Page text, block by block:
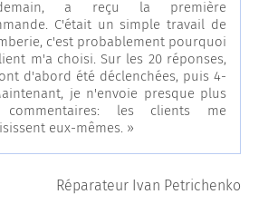
a reçu la première
C'était un simple travail de
c'est probablement pourquoi
m'a choisi. Sur les 20 réponses,
d'abord été déclenchées, puis 4-
je n'envoie presque plus
les clients me
eux-mêmes. »
Réparateur Ivan Petrichenko